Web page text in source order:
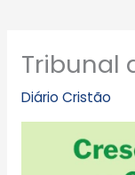
Tribunal
Diário Cristão